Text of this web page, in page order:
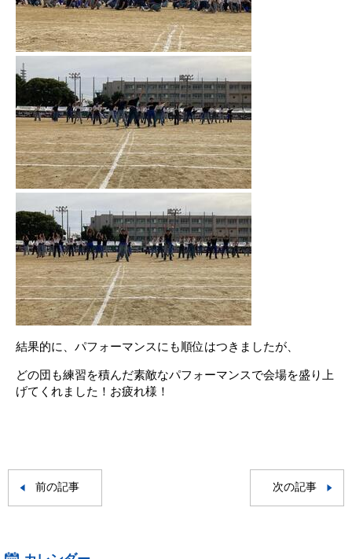
結果的に、パフォーマンスにも順位はつきましたが、
どの団も練習を積んだ素敵なパフォーマンスで会場を盛り上
げてくれました！お疲れ様！
前の記事 次の記事